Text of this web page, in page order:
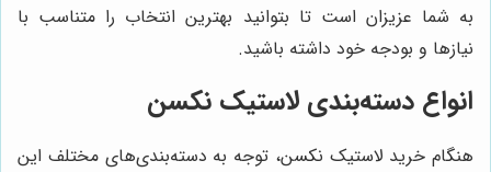
به شما عزیزان است تا بتوانید بهترین انتخاب را متناسب با
نیازها و بودجه خود داشته باشید.
انواع دسته‌بندی لاستیک نکسن
هنگام خرید لاستیک نکسن، توجه به دسته‌بندی‌های مختلف این